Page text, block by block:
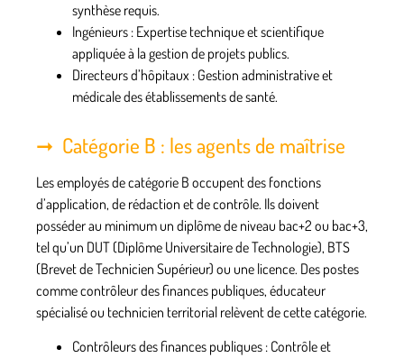
synthèse requis.
Ingénieurs : Expertise technique et scientifique
appliquée à la gestion de projets publics.
Directeurs d’hôpitaux : Gestion administrative et
médicale des établissements de santé.
Catégorie B : les agents de maîtrise
Les employés decatégorie B occupent des fonctions
d’application, de rédaction et de contrôle. Ils doivent
posséder au minimum un diplôme de niveau bac+2 ou bac+3,
tel qu’un DUT (Diplôme Universitaire de Technologie), BTS
(Brevet de Technicien Supérieur) ou une licence. Des postes
comme contrôleur des finances publiques, éducateur
spécialisé ou technicien territorial relèvent de cette catégorie.
Contrôleurs des finances publiques : Contrôle et